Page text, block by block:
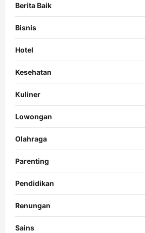
Berita Baik
Bisnis
Hotel
Kesehatan
Kuliner
Lowongan
Olahraga
Parenting
Pendidikan
Renungan
Sains